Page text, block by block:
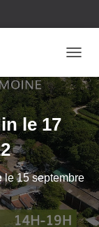
É
P
L
I
E
R
L
A
N
A
V
le 17
le15 septembre